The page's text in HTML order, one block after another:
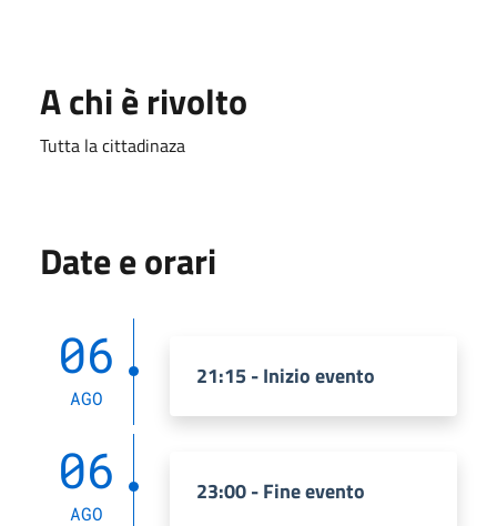
A chi è rivolto
Tutta la cittadinaza
Date e orari
06
AGO
21:15 - Inizio evento
06
AGO
23:00 - Fine evento